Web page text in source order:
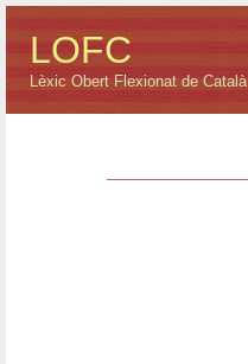
LOFC
Lèxic Obert Flexionat de Català